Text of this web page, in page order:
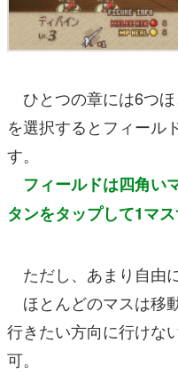
ひとつの章には6つ
を選択するとフィール
す。
フィールドは四角い
タンをタップして1マ
ただし、あまり自由
ほとんどのマスは移
行きたい方向に行けな
可。